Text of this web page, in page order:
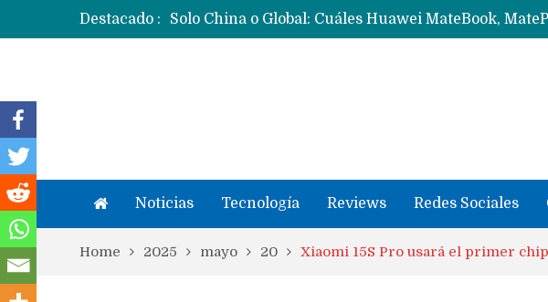
Destacado :
Noticias Tecnología Reviews Redes Sociales
Home 2025 mayo 20 Xiaomi 15S Pro usará el primer